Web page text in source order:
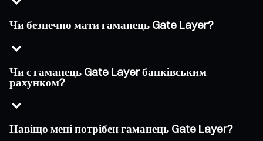
Чи безпечно мати гаманець Gate Layer?
Чи є гаманець Gate Layer банківським
рахунком?
Навіщо мені потрібен гаманець Gate Layer?